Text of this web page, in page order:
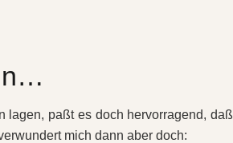
lagen, paßt es doch hervorragend, daß
mich dann aber doch: